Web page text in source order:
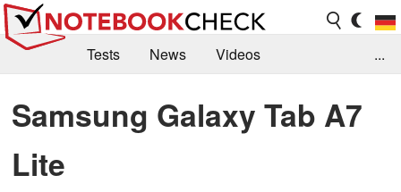
Tests News
Videos
Kaufberatung
Deals Suche
Jobs
Forum
...
Samsung Galaxy Tab A7
Lite